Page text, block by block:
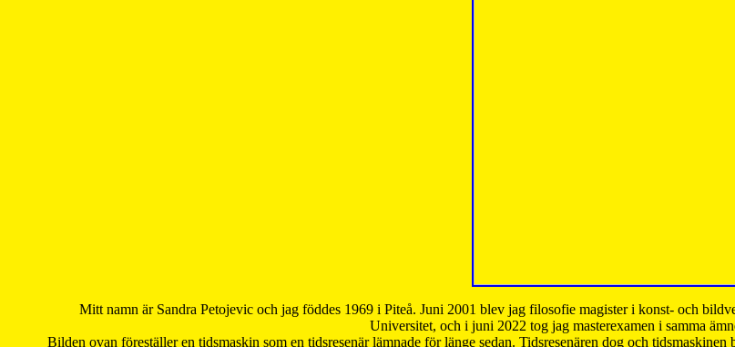
Mitt namn är Sandra Petojevic och jag föddes 1969 i Piteå. Juni 2001 blev jag filosofie magister i konst- och
Universitet, och i juni 2022 tog jag masterexamen i samma
Bilden ovan föreställer en tidsmaskin som en tidsresenär lämnade för länge sedan. Tidsresenären dog och